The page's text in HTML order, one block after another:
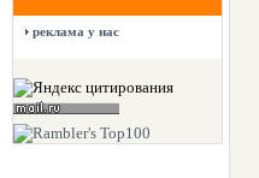
реклама у нас